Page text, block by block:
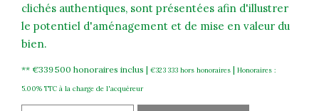
clichés authentiques, sont présentées afin d'illustrer
le potentiel d'aménagement et de mise en valeur du
bien.
** €339 500 honoraires inclus | €323 333 hors honoraires | Honoraires :
5.00% TTC à la charge de l'acquéreur